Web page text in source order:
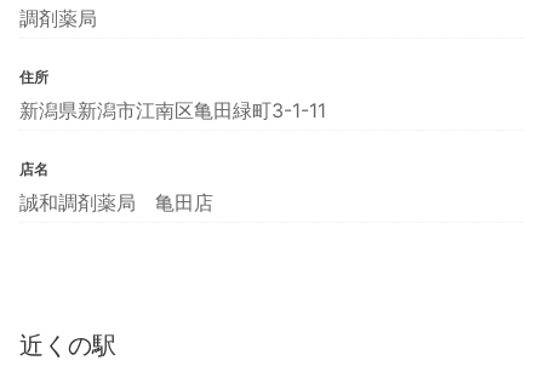
調剤薬局
住所
新潟県新潟市江南区亀田緑町3-1-11
店名
誠和調剤薬局 亀田店
近くの駅